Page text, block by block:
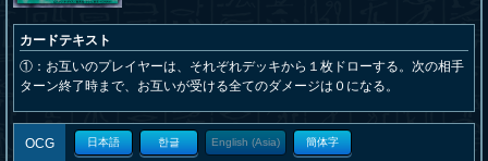
カードテキスト
①：お互いのプレイヤーは、それぞれデッキから１枚ドローする。次の相手
ターン終了時まで、お互いが受ける全てのダメージは０になる。
OCG 日本語 한글 English (Asia) 簡体字